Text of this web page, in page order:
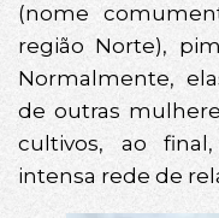
(nome
região Norte),
Normalmente,
de outras
cultivos, ao
intensa rede de